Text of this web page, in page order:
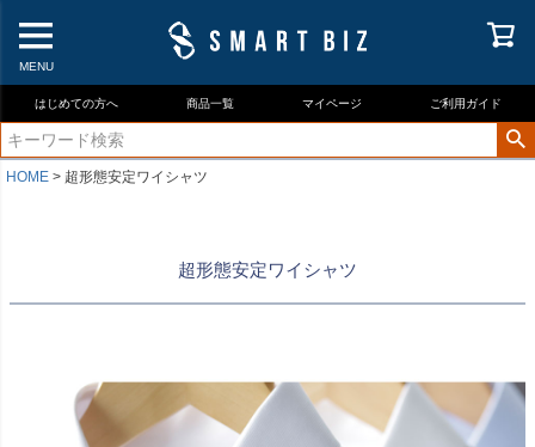
MENU
はじめての方へ 商品一覧 マイページ ご利用ガイド
HOME 超形態安定ワイシャツ
超形態安定ワイシャツ